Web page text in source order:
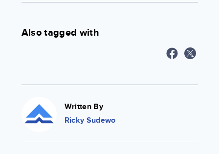
Also tagged with
Written By
Ricky Sudewo